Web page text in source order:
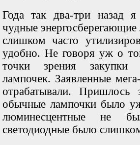
Года так два-три назад
чудные
слишком часто
удобно. Не говоря уж о
точки зрения закупки
лампочек. Заявленные
отрабатывали. Пришлось
обычные лампочки было
люминесцентные не
светодиодные было